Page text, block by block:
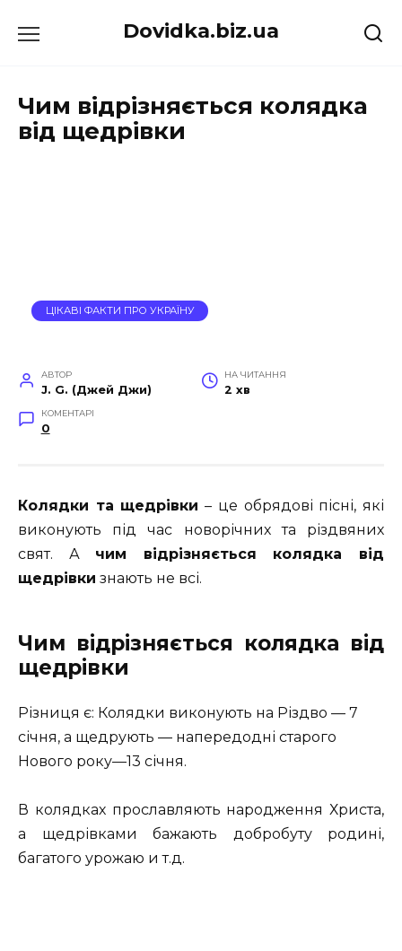
до
Dovidka.biz.ua
Чим відрізняється колядка
від щедрівки
ЦІКАВІ ФАКТИ ПРО УКРАЇНУ
АВТОР
J. G. (Джей Джи)
НА ЧИТАННЯ
2 хв
КОМЕНТАРІ
0
Колядки та щедрівки – це обрядові пісні, які
виконують під час новорічних та різдвяних
свят. А чим відрізняється колядка від
щедрівки знають не всі.
Чим відрізняється колядка від
щедрівки
Різниця є: Колядки виконують на Різдво — 7
січня, а щедрують — напередодні старого
Нового року—13 січня.
В колядках прославляють народження Христа,
а щедрівками бажають добробуту родині,
багатого урожаю и т.д.